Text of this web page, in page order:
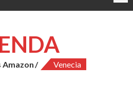
Amazon Venecia